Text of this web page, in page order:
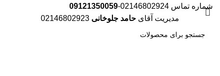
شماره تماس 02146802924-
09121350059
مدیریت آقای حامد جلوخانی